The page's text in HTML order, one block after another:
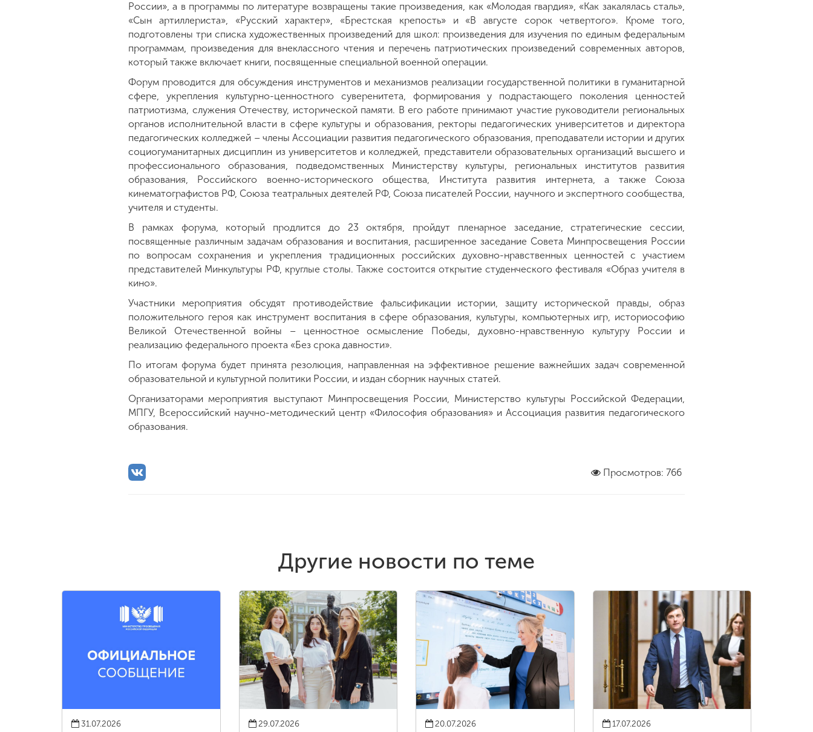
России», а в программы по литературе возвращены такие произведения, как «Молодая гвардия», «Как закалялась сталь»,
«Сын артиллериста», «Русский характер», «Брестская крепость» и «В августе сорок четвертого». Кроме того,
подготовлены три списка художественных произведений для школ: произведения для изучения по единым федеральным
программам, произведения для внеклассного чтения и перечень патриотических произведений современных авторов,
который также включает книги, посвященные специальной военной операции.
Форум проводится для обсуждения инструментов и механизмов реализации государственной политики в гуманитарной
сфере, укрепления культурно-ценностного суверенитета, формирования у подрастающего поколения ценностей
патриотизма, служения Отечеству, исторической памяти. В его работе принимают участие руководители региональных
органов исполнительной власти в сфере культуры и образования, ректоры педагогических университетов и директора
педагогических колледжей – члены Ассоциации развития педагогического образования, преподаватели истории и других
социогуманитарных дисциплин из университетов и колледжей, представители образовательных организаций высшего и
профессионального образования, подведомственных Министерству культуры, региональных институтов развития
образования, Российского военно-исторического общества, Института развития интернета, а также Союза
кинематографистов РФ, Союза театральных деятелей РФ, Союза писателей России, научного и экспертного сообщества,
учителя и студенты.
В рамках форума, который продлится до 23 октября, пройдут пленарное заседание, стратегические сессии,
посвященные различным задачам образования и воспитания, расширенное заседание Совета Минпросвещения России
по вопросам сохранения и укрепления традиционных российских духовно-нравственных ценностей с участием
представителей Минкультуры РФ, круглые столы. Также состоится открытие студенческого фестиваля «Образ учителя в
кино».
Участники мероприятия обсудят противодействие фальсификации истории, защиту исторической правды, образ
положительного героя как инструмент воспитания в сфере образования, культуры, компьютерных игр, историософию
Великой Отечественной войны – ценностное осмысление Победы, духовно-нравственную культуру России и
реализацию федерального проекта «Без срока давности».
По итогам форума будет принята резолюция, направленная на эффективное решение важнейших задач современной
образовательной и культурной политики России, и издан сборник научных статей.
Организаторами мероприятия выступают Минпросвещения России, Министерство культуры Российской Федерации,
МПГУ, Всероссийский научно-методический центр «Философия образования» и Ассоциация развития педагогического
образования.
Просмотров: 766
Другие новости по теме
31.07.2026 29.07.2026 20.07.2026 17.07.2026